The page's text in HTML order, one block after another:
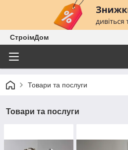
СтроімДом
Товари та послуги
Товари та послуги